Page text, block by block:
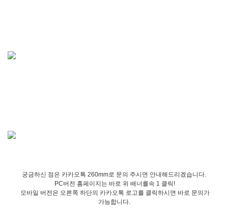
궁금하신 점은 카카오톡 260mm로 문의 주시면 안내해드리겠습니다.
PC버전 홈페이지는 바로 위 배너를속 1 클릭!
모바일 버전은 오른쪽 하단의 카카오톡 로고를 클릭하시면 바로 문의가
가능합니다.